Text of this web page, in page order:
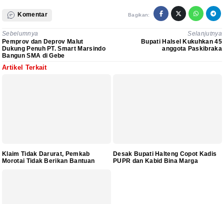
Komentar Bagikan:
Sebelumnya
Pemprov dan Deprov Malut
Dukung Penuh PT. Smart Marsindo
Bangun SMA di Gebe
Selanjutnya
Bupati Halsel Kukuhkan 45
anggota Paskibraka
Artikel Terkait
Klaim Tidak Darurat, Pemkab
Morotai Tidak Berikan Bantuan
Desak Bupati Halteng Copot Kadis
PUPR dan Kabid Bina Marga